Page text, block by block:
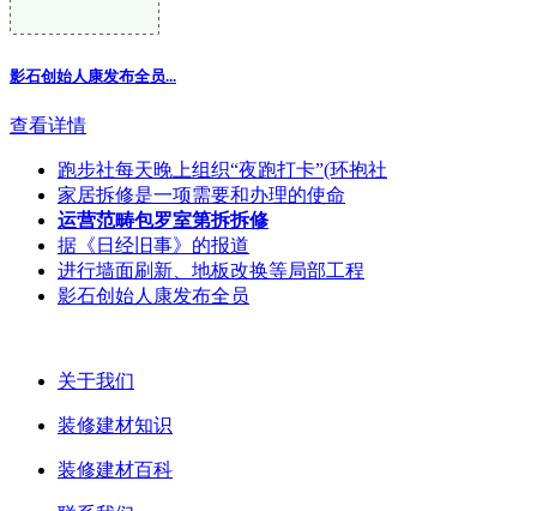
影石创始人康发布全员...
查看详情
跑步社每天晚上组织“夜跑打卡”(环抱社
家居拆修是一项需要和办理的使命
运营范畴包罗室第拆拆修
据《日经旧事》的报道
进行墙面刷新、地板改换等局部工程
影石创始人康发布全员
关于我们
装修建材知识
装修建材百科